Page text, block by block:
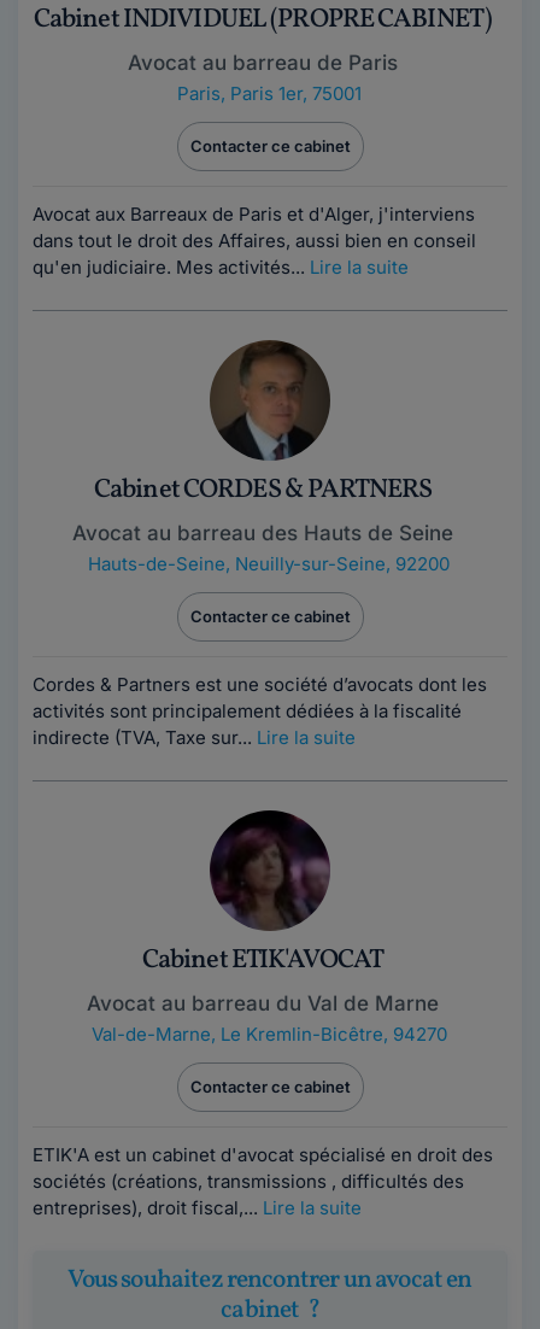
Cabinet INDIVIDUEL (PROPRE CABINET)
Avocat au barreau de Paris
Paris, Paris 1er, 75001
Contacter ce cabinet
Avocat aux Barreaux de Paris et d'Alger, j'interviens
dans tout le droit des Affaires, aussi bien en conseil
qu'en judiciaire. Mes activités... Lire la suite
Cabinet CORDES & PARTNERS
Avocat au barreau des Hauts de Seine
Hauts-de-Seine, Neuilly-sur-Seine, 92200
Contacter ce cabinet
Cordes & Partners est une société d’avocats dont les
activités sont principalement dédiées à la fiscalité
indirecte (TVA, Taxe sur... Lire la suite
Cabinet ETIK'AVOCAT
Avocat au barreau du Val de Marne
Val-de-Marne, Le Kremlin-Bicêtre, 94270
Contacter ce cabinet
ETIK'A est un cabinet d'avocat spécialisé en droit des
sociétés (créations, transmissions , difficultés des
entreprises), droit fiscal,... Lire la suite
Vous souhaitez rencontrer un avocat en
cabinet ?